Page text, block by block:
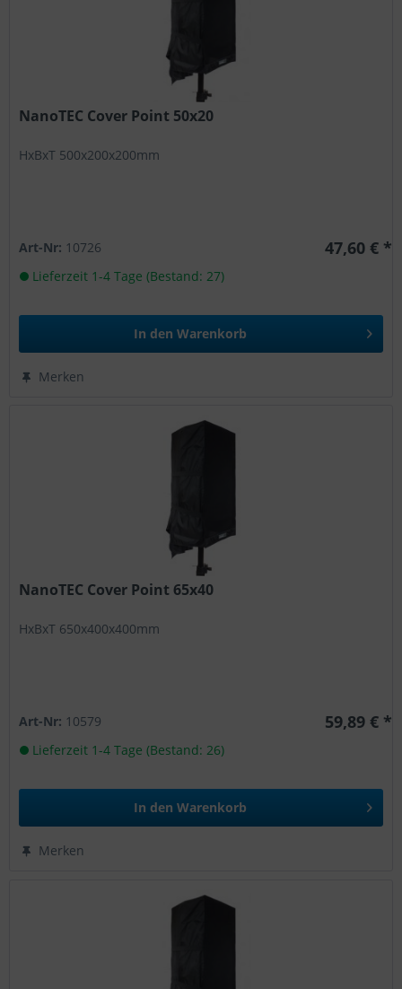
NanoTEC Cover Point 50x20
HxBxT 500x200x200mm
Art-Nr: 10726 47,60 € *
Lieferzeit 1-4 Tage (Bestand: 27)
In den Warenkorb
Merken
NanoTEC Cover Point 65x40
HxBxT 650x400x400mm
Art-Nr: 10579 59,89 € *
Lieferzeit 1-4 Tage (Bestand: 26)
In den Warenkorb
Merken